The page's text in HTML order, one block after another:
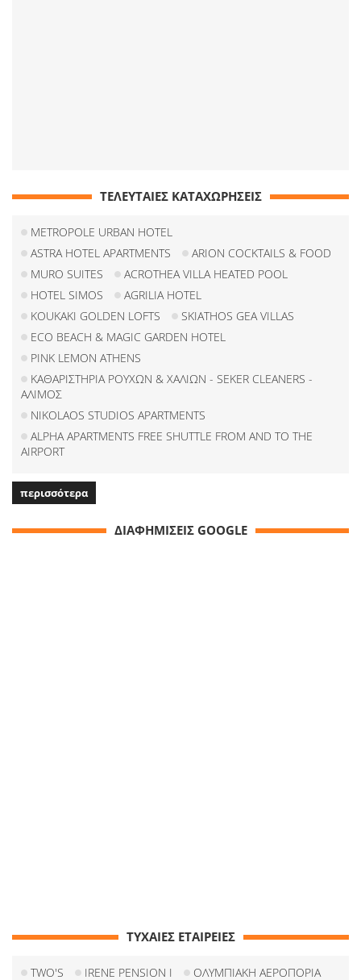
ΤΕΛΕΥΤΑΙΕΣ ΚΑΤΑΧΩΡΗΣΕΙΣ
METROPOLE URBAN HOTEL
ASTRA HOTEL APARTMENTS
ARION COCKTAILS & FOOD
MURO SUITES
ACROTHEA VILLA HEATED POOL
HOTEL SIMOS
AGRILIA HOTEL
KOUKAKI GOLDEN LOFTS
SKIATHOS GEA VILLAS
ECO BEACH & MAGIC GARDEN HOTEL
PINK LEMON ATHENS
ΚΑΘΑΡΙΣΤΗΡΙΑ ΡΟΥΧΩΝ & ΧΑΛΙΩΝ - SEKER CLEANERS -
ΑΛΙΜΟΣ
NIKOLAOS STUDIOS APARTMENTS
ALPHA APARTMENTS FREE SHUTTLE FROM AND TO THE
AIRPORT
περισσότερα
ΔΙΑΦΗΜΙΣΕΙΣ GOOGLE
ΤΥΧΑΙΕΣ ΕΤΑΙΡΕΙΕΣ
TWO'S IRENE PENSION I
ΟΛΥΜΠΙΑΚΗ ΑΕΡΟΠΟΡΙΑ